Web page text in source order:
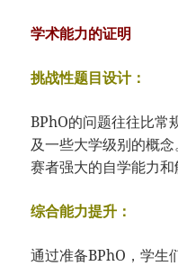
学术能力的证明
挑战性题目设计：
BPhO的问题往往比常
及一些大学级别的概
赛者强大的自学能力和
综合能力提升：
通过准备BPhO，学生